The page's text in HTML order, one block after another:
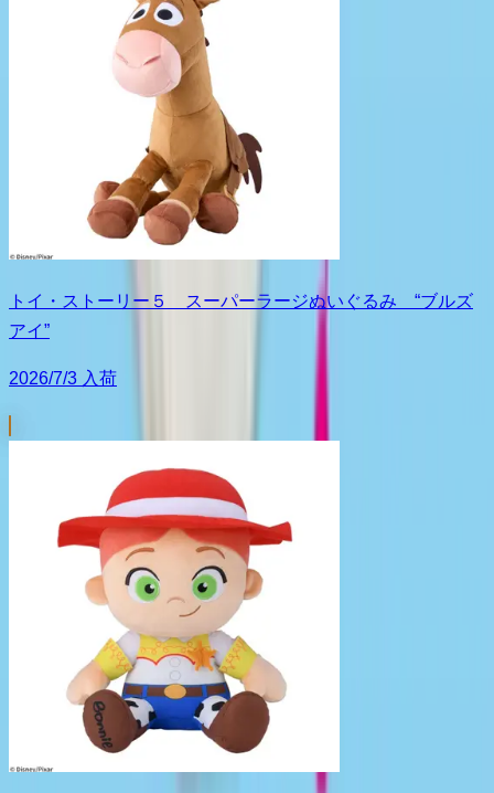
トイ・ストーリー５ スーパーラージぬいぐるみ “ブルズ
アイ”
2026/7/3 入荷